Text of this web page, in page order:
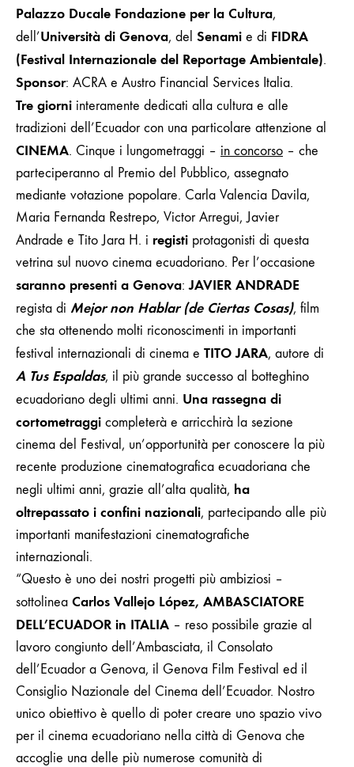
Palazzo Ducale Fondazione per la Cultura,
dell’Università di Genova, del Senami e di FIDRA
(Festival Internazionale del Reportage Ambientale).
Sponsor: ACRA e Austro Financial Services Italia.
Tre giorni interamente dedicati alla cultura e alle
tradizioni dell’Ecuador con una particolare attenzione al
CINEMA. Cinque i lungometraggi – in concorso – che
parteciperanno al Premio del Pubblico, assegnato
mediante votazione popolare. Carla Valencia Davila,
Maria Fernanda Restrepo, Victor Arregui, Javier
Andrade e Tito Jara H. i registi protagonisti di questa
vetrina sul nuovo cinema ecuadoriano. Per l’occasione
saranno presenti a Genova:JAVIER ANDRADE
regista di Mejor non Hablar (de Ciertas Cosas), film
che sta ottenendo molti riconoscimenti in importanti
festival internazionali di cinema e TITO JARA, autore di
A Tus Espaldas, il più grande successo al botteghino
ecuadoriano degli ultimi anni. Una rassegna di
cortometraggi completerà e arricchirà la sezione
cinema del Festival, un’opportunità per conoscere la più
recente produzione cinematografica ecuadoriana che
negli ultimi anni, grazie all’alta qualità, ha
oltrepassato i confini nazionali, partecipando alle più
importanti manifestazioni cinematografiche
internazionali.
“Questo è uno dei nostri progetti più ambiziosi –
sottolinea Carlos Vallejo López, AMBASCIATORE
DELL’ECUADOR in ITALIA – reso possibile grazie al
lavoro congiunto dell’Ambasciata, il Consolato
dell’Ecuador a Genova, il Genova Film Festival ed il
Consiglio Nazionale del Cinema dell’Ecuador. Nostro
unico obiettivo è quello di poter creare uno spazio vivo
per il cinema ecuadoriano nella città di Genova che
accoglie una delle più numerose comunità di